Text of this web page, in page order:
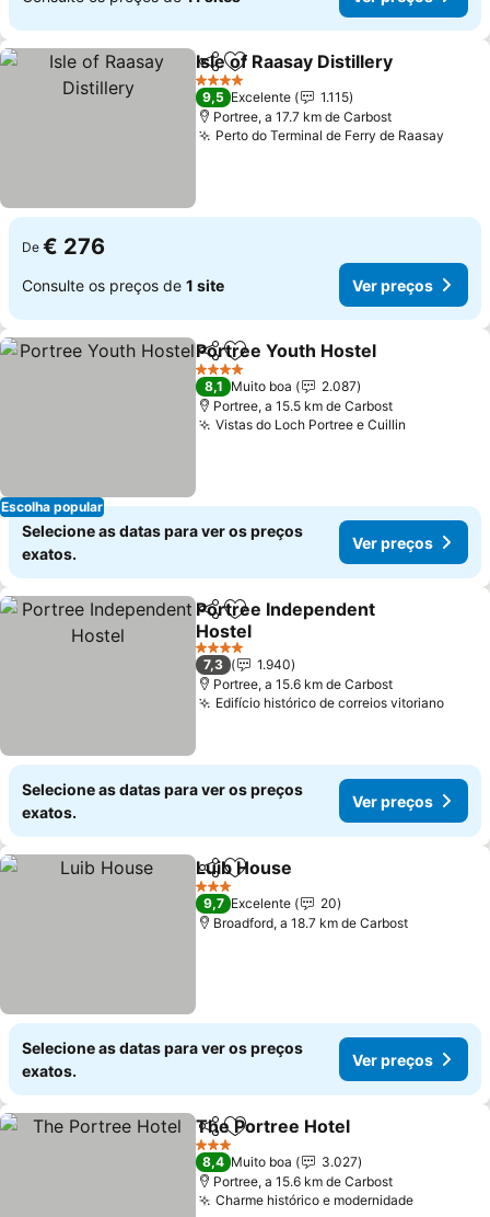
PartilharAdicionar aos favoritos
Isle of Raasay Distillery
4 Estrelas
9,5 Excelente
1.115
Portree, a 17.7 km de Carbost
Perto do Terminal de Ferry de Raasay
De € 276
Consulte os preços de 1 site Ver preços
Escolha popular
PartilharAdicionar aos favoritos
Portree Youth Hostel
4 Estrelas
8,1 Muito boa
2.087
Portree, a 15.5 km de Carbost
Vistas do Loch Portree e Cuillin
Selecione as datas para ver os preços
exatos.
Ver preços
PartilharAdicionar aos favoritos
Portree Independent
Hostel
4 Estrelas
7,3
1.940
Portree, a 15.6 km de Carbost
Edifício histórico de correios vitoriano
Selecione as datas para ver os preços
exatos.
Ver preços
PartilharAdicionar aos favoritos
Luib House
3 Estrelas
9,7 Excelente
20
Broadford, a 18.7 km de Carbost
Selecione as datas para ver os preços
exatos.
Ver preços
PartilharAdicionar aos favoritos
The Portree Hotel
3 Estrelas
8,4 Muito boa
3.027
Portree, a 15.6 km de Carbost
Charme histórico e modernidade